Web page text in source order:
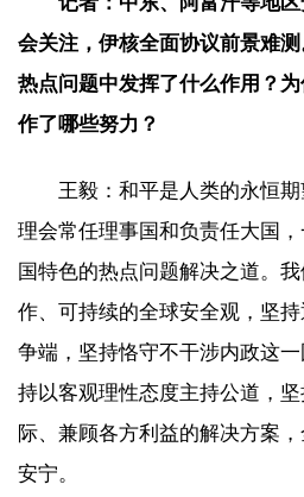
会关注，伊核全面协议前景难
热点问题中发挥了什么作用？
作了哪些努力？
王毅：和平是人类的永恒
理会常任理事国和负责任大国
国特色的热点问题解决之道。
作、可持续的全球安全观，坚
争端，坚持恪守不干涉内政这
持以客观理性态度主持公道，
际、兼顾各方利益的解决方案
安宁。